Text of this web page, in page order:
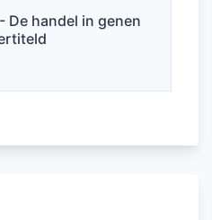
De handel in genen